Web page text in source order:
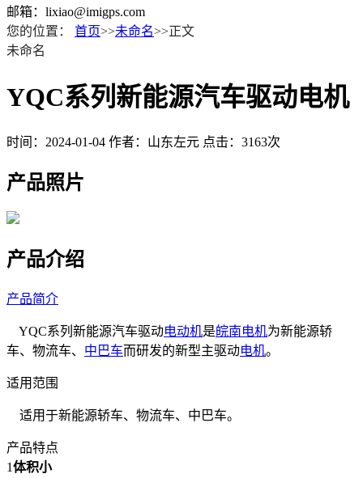
邮箱：lixiao@imigps.com
您的位置：
首页>>未命名>>正文
未命名
YQC系列新能源汽车驱动电机
时间：2024-01-04 作者：山东左元 点击：3163次
产品照片
产品介绍
产品简介
YQC系列新能源汽车驱动电动机是皖南电机为新能源轿
车、物流车、 中巴车而研发的新型主驱动电机。
适用范围
适用于新能源轿车、物流车、中巴车。
产品特点
1体积小